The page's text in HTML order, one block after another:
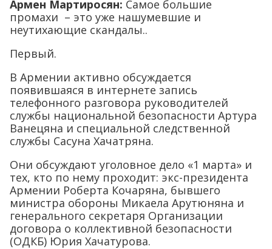
Армен Мартиросян: Самое большие
промахи – это уже нашумевшие и
неутихающие скандалы..
Первый.
В Армении активно обсуждается
появившаяся в интернете запись
телефонного разговора руководителей
службы национальной безопасности Артура
Ванецяна и специальной следственной
службы Сасуна Хачатряна.
Они обсуждают уголовное дело «1 марта» и
тех, кто по нему проходит: экс-президента
Армении Роберта Кочаряна, бывшего
министра обороны Микаела Арутюняна и
генерального секретаря Организации
договора о коллективной безопасности
(ОДКБ) Юрия Хачатурова.